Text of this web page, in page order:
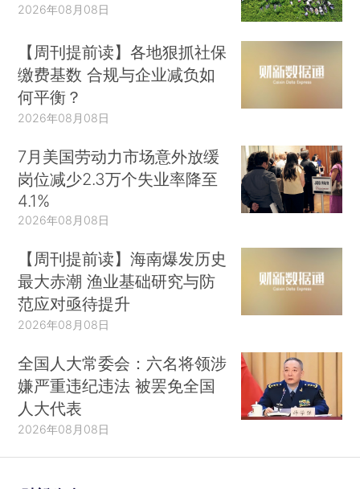
2026年08月08日
【周刊提前读】各地狠抓社保
缴费基数 合规与企业减负如
何平衡？
2026年08月08日
7月美国劳动力市场意外放缓
岗位减少2.3万个失业率降至
4.1%
2026年08月08日
【周刊提前读】海南爆发历史
最大赤潮 渔业基础研究与防
范应对亟待提升
2026年08月08日
全国人大常委会：六名将领涉
嫌严重违纪违法 被罢免全国
人大代表
2026年08月08日